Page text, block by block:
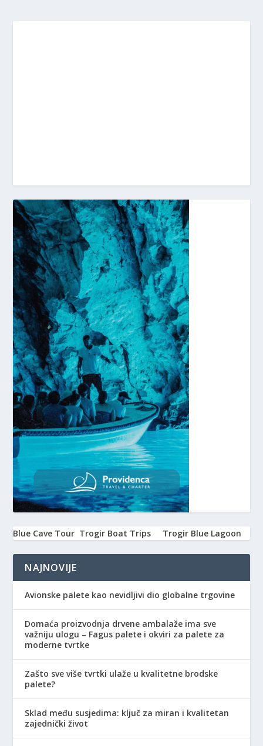
Blue Cave Tour Trogir Boat Trips Trogir Blue Lagoon
NAJNOVIJE
Avionske palete kao nevidljivi dio globalne trgovine
Domaća proizvodnja drvene ambalaže ima sve
važniju ulogu – Fagus palete i okviri za palete za
moderne tvrtke
Zašto sve više tvrtki ulaže u kvalitetne brodske
palete?
Sklad među susjedima: ključ za miran i kvalitetan
zajednički život